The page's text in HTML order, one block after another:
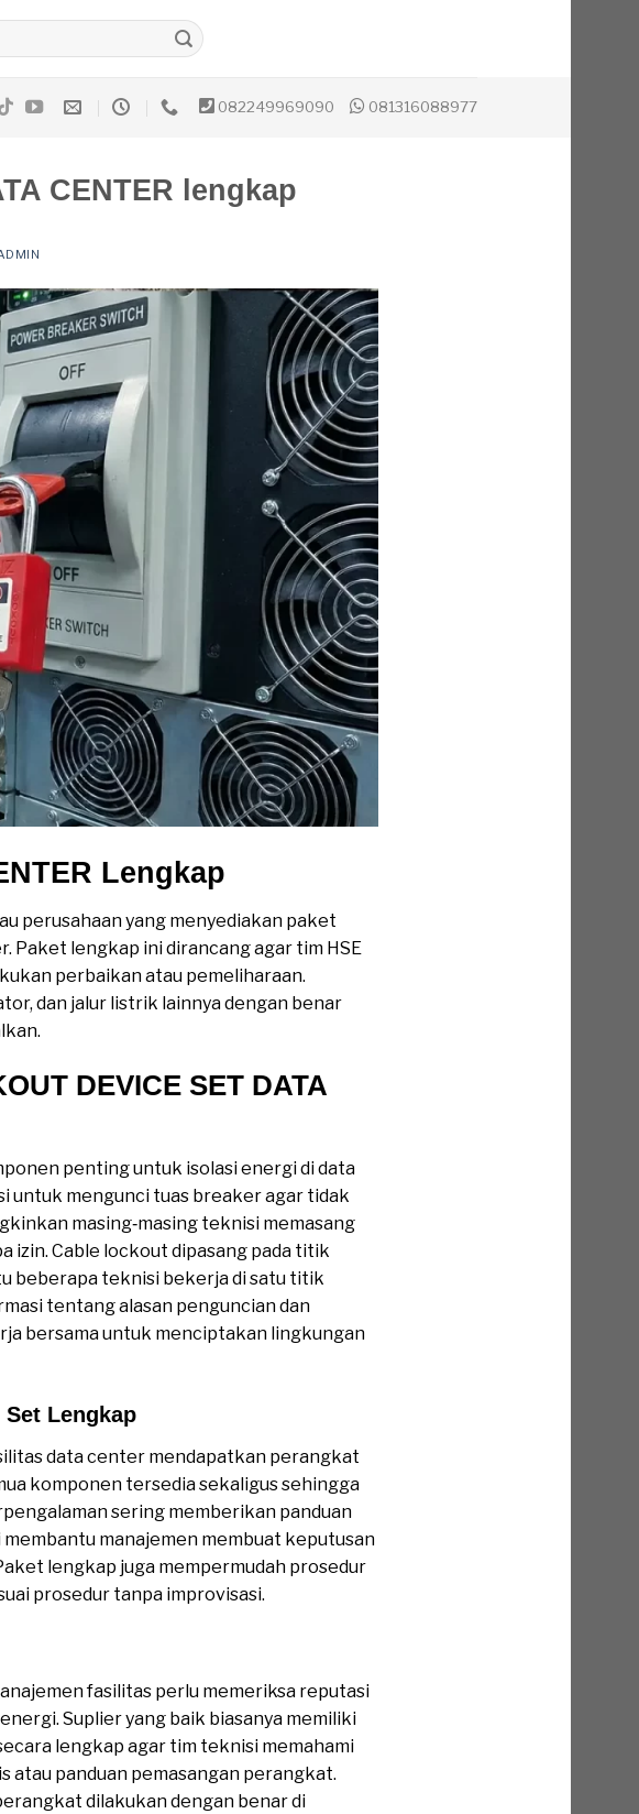
082249969090 081316088977
CENTER lengkap
Lengkap
perusahaan yang menyediakan paket
lengkap ini dirancang agar tim HSE
perbaikan atau pemeliharaan.
dan jalur listrik lainnya dengan benar
DEVICE SET DATA
penting untuk isolasi energi di data
untuk mengunci tuas breaker agar tidak
masing‑masing teknisi memasang
izin. Cable lockout dipasang pada titik
beberapa teknisi bekerja di satu titik
tentang alasan penguncian dan
bersama untuk menciptakan lingkungan
Lengkap
data center mendapatkan perangkat
komponen tersedia sekaligus sehingga
sering memberikan panduan
manajemen membuat keputusan
lengkap juga mempermudah prosedur
prosedur tanpa improvisasi.
fasilitas perlu memeriksa reputasi
Suplier yang baik biasanya memiliki
lengkap agar tim teknisi memahami
atau panduan pemasangan perangkat.
dilakukan dengan benar di